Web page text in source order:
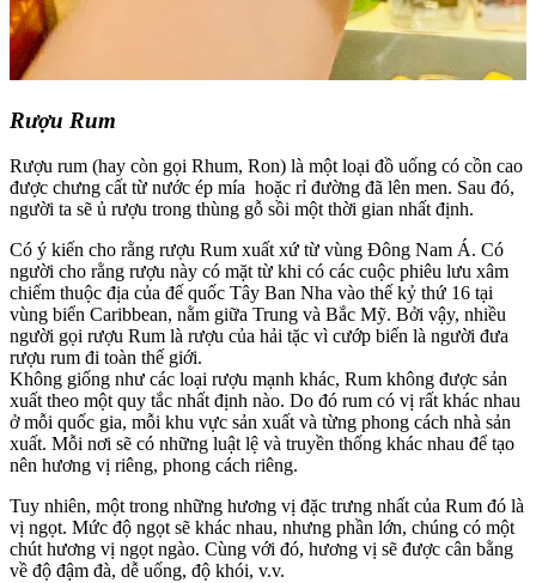
Rượu Rum
Rượu rum (hay còn gọi Rhum, Ron) là một loại đồ uống có cồn cao
được chưng cất từ nước ép mía hoặc rỉ đường đã lên men. Sau đó,
người ta sẽ ủ rượu trong thùng gỗ sồi một thời gian nhất định.
Có ý kiến cho rằng rượu Rum xuất xứ từ vùng Đông Nam Á. Có
người cho rằng rượu này có mặt từ khi có các cuộc phiêu lưu xâm
chiếm thuộc địa của đế quốc Tây Ban Nha vào thế kỷ thứ 16 tại
vùng biển Caribbean, nằm giữa Trung và Bắc Mỹ. Bởi vậy, nhiều
người gọi rượu Rum là rượu của hải tặc vì cướp biến là người đưa
rượu rum đi toàn thế giới.
Không giống như các loại rượu mạnh khác, Rum không được sản
xuất theo một quy tắc nhất định nào. Do đó rum có vị rất khác nhau
ở mỗi quốc gia, mỗi khu vực sản xuất và từng phong cách nhà sản
xuất. Mỗi nơi sẽ có những luật lệ và truyền thống khác nhau để tạo
nên hương vị riêng, phong cách riêng.
Tuy nhiên, một trong những hương vị đặc trưng nhất của Rum đó là
vị ngọt. Mức độ ngọt sẽ khác nhau, nhưng phần lớn, chúng có một
chút hương vị ngọt ngào. Cùng với đó, hương vị sẽ được cân bằng
về độ đậm đà, dễ uống, độ khói, v.v.